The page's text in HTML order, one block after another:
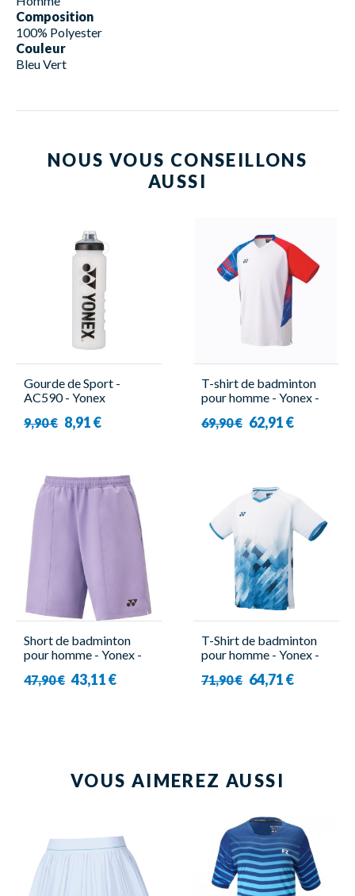
Composition
100% Polyester
Couleur
Bleu Vert
NOUS VOUS CONSEILLONS
AUSSI
Gourde de Sport -
AC590 - Yonex
9,90 € 8,91 €
T-shirt de badminton
pour homme - Yonex -
69,90 € 62,91 €
Short de badminton
pour homme - Yonex -
47,90 € 43,11 €
T-Shirt de badminton
pour homme - Yonex -
71,90 € 64,71 €
VOUS AIMEREZ AUSSI